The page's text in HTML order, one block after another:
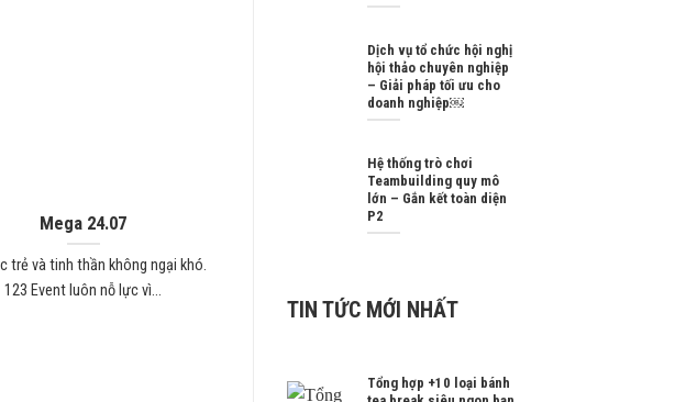
Mega 24.07
trẻ và tinh thần không ngại khó.
123 Event luôn nỗ lực vì...
Dịch vụ tổ chức hội nghị
hội thảo chuyên nghiệp
– Giải pháp tối ưu cho
doanh nghiệp￼
Hệ thống trò chơi
Teambuilding quy mô
lớn – Gắn kết toàn diện
P2
TIN TỨC MỚI NHẤT
Tổng hợp +10 loại bánh